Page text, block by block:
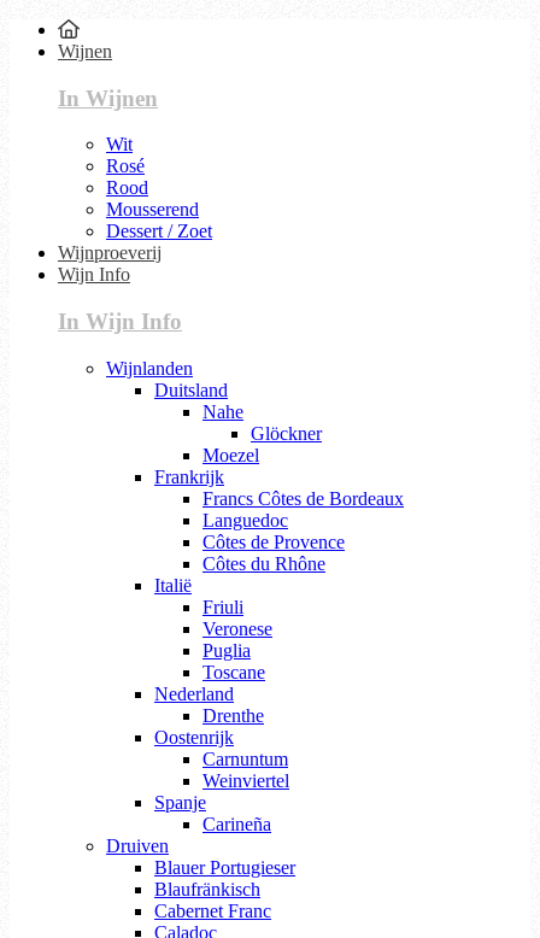
Wijnen
In Wijnen
Wit
Rosé
Rood
Mousserend
Dessert / Zoet
Wijnproeverij
Wijn Info
In Wijn Info
Wijnlanden
Duitsland
Nahe
Glöckner
Moezel
Frankrijk
Francs Côtes de Bordeaux
Languedoc
Côtes de Provence
Côtes du Rhône
Italië
Friuli
Veronese
Puglia
Toscane
Nederland
Drenthe
Oostenrijk
Carnuntum
Weinviertel
Spanje
Carineña
Druiven
Blauer Portugieser
Blaufränkisch
Cabernet Franc
Caladoc